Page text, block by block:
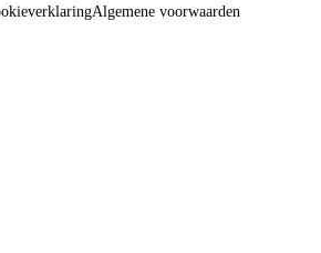
Algemene voorwaarden